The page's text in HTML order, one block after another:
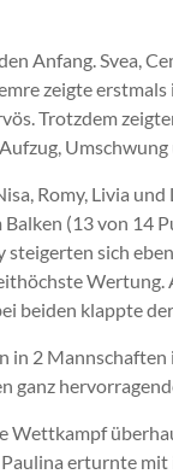
Anfang. Svea,
zeigte
Trotzdem
Romy, Livia
(13 von 14
steigerten sich
beiden klappte
2 Mannschaften
Wettkampf
erturnte